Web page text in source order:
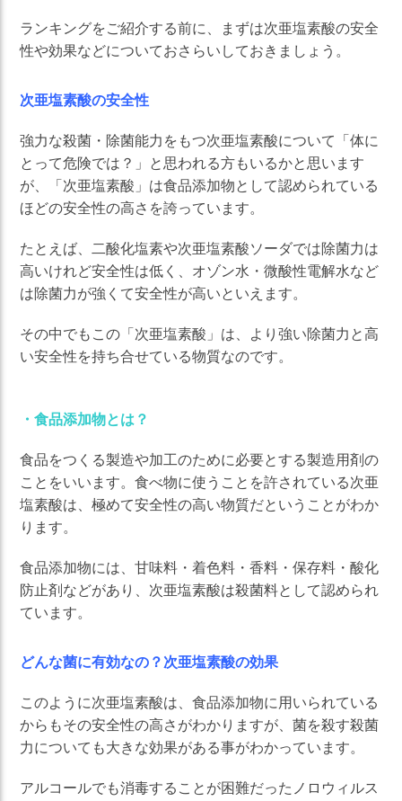
ランキングをご紹介する前に、まずは次亜塩素酸の安全
性や効果などについておさらいしておきましょう。
次亜塩素酸の安全性
強力な殺菌・除菌能力をもつ次亜塩素酸について「体に
とって危険では？」と思われる方もいるかと思います
が、「次亜塩素酸」は食品添加物として認められている
ほどの安全性の高さを誇っています。
たとえば、二酸化塩素や次亜塩素酸ソーダでは除菌力は
高いけれど安全性は低く、オゾン水・微酸性電解水など
は除菌力が強くて安全性が高いといえます。
その中でもこの「次亜塩素酸」は、より強い除菌力と高
い安全性を持ち合せている物質なのです。
・食品添加物とは？
食品をつくる製造や加工のために必要とする製造用剤の
ことをいいます。食べ物に使うことを許されている次亜
塩素酸は、極めて安全性の高い物質だということがわか
ります。
食品添加物には、甘味料・着色料・香料・保存料・酸化
防止剤などがあり、次亜塩素酸は殺菌料として認められ
ています。
どんな菌に有効なの？次亜塩素酸の効果
このように次亜塩素酸は、食品添加物に用いられている
からもその安全性の高さがわかりますが、菌を殺す殺菌
力についても大きな効果がある事がわかっています。
アルコールでも消毒することが困難だったノロウィルス